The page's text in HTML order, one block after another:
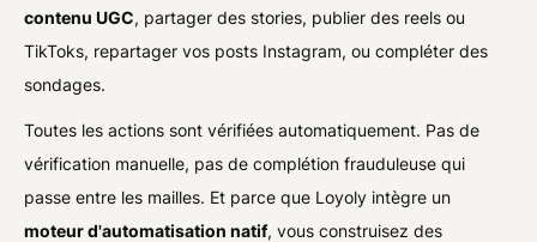
contenu UGC, partager des stories, publier des reels ou
TikToks, repartager vos posts Instagram, ou compléter des
sondages.
Toutes les actions sont vérifiées automatiquement. Pas de
vérification manuelle, pas de complétion frauduleuse qui
passe entre les mailles. Et parce que Loyoly intègre un
moteur d'automatisation natif, vous construisez des